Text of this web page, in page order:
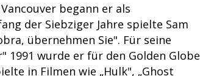
begann er als
der Siebziger Jahre spielte Sam
übernehmen Sie". Für seine
1991 wurde er für den Golden Globe
in Filmen wie „Hulk", „Ghost